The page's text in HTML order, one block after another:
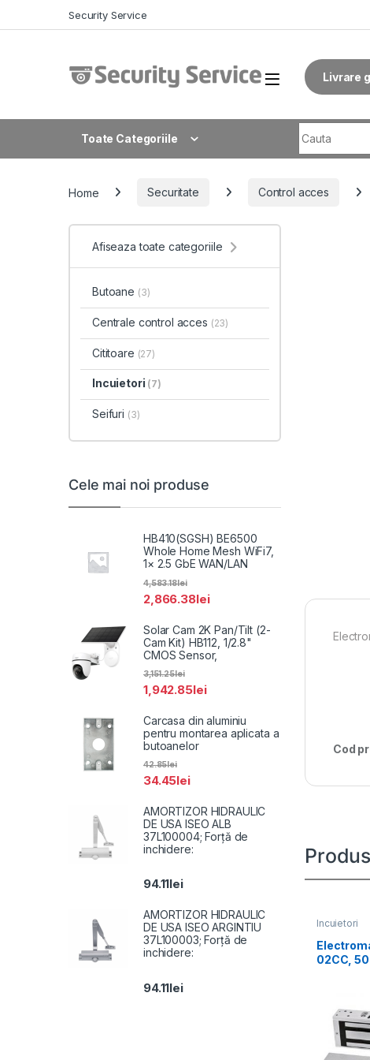
Security Service
Livrare
Toate Categoriile
Home Securitate Control acces
Cod
Incuietori
02CC,
Afiseaza toate categoriile
Butoane (3)
Centrale control acces (23)
Cititoare (27)
Incuietori (7)
Seifuri (3)
Cele mai noi produse
HB410(SGSH) BE6500
Whole Home Mesh WiFi7,
1× 2.5 GbE WAN/LAN
2,866.38lei
4,583.18lei
Solar Cam 2K Pan/Tilt (2-
Cam Kit) HB112, 1/2.8"
CMOS Sensor,
1,942.85lei
3,151.25lei
Carcasa din aluminiu
pentru montarea aplicata a
butoanelor
34.45lei
42.85lei
AMORTIZOR HIDRAULIC
DE USA ISEO ALB
37L100004; Forță de
inchidere:
94.11lei
AMORTIZOR HIDRAULIC
DE USA ISEO ARGINTIU
37L100003; Forță de
inchidere:
94.11lei